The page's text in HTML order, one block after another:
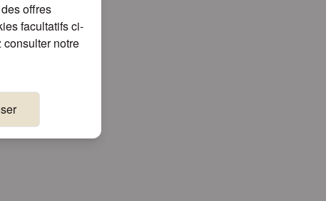
offres
facultatifs ci-
notre